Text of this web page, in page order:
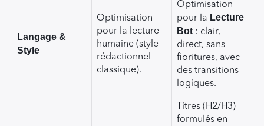
Langage &
Style
Optimisation
pour la lecture
humaine (style
rédactionnel
classique).
Optimisation
pour la Lecture
Bot: clair,
direct, sans
fioritures, avec
des transitions
logiques.
Titres (H2/H3)
formulés en